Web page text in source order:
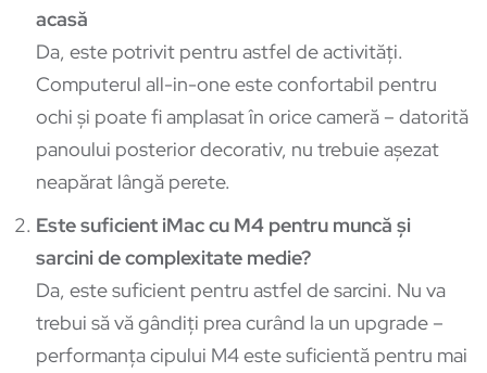
acasă
Da, este potrivit pentru astfel de activități.
Computerul all-in-one este confortabil pentru
ochi și poate fi amplasat în orice cameră – datorită
panoului posterior decorativ, nu trebuie așezat
neapărat lângă perete.
Este suficient iMac cu M4 pentru muncă și
sarcini de complexitate medie?
Da, este suficient pentru astfel de sarcini. Nu va
trebui să vă gândiți prea curând la un upgrade –
performanța cipului M4 este suficientă pentru mai